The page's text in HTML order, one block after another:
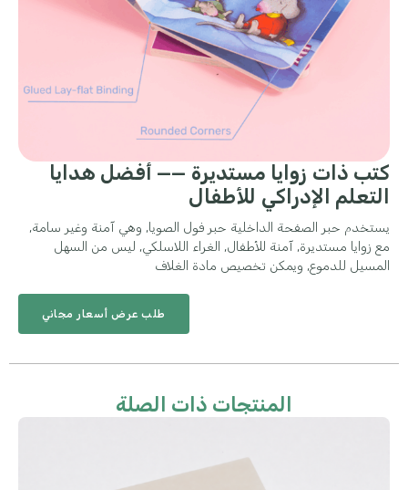
كتب ذات زوايا مستديرة —— أفضل هدايا
التعلم الإدراكي للأطفال
يستخدم حبر الصفحة الداخلية حبر فول الصويا, وهي آمنة وغير سامة,
مع زوايا مستديرة, آمنة للأطفال, الغراء اللاسلكي, ليس من السهل
المسيل للدموع, ويمكن تخصيص مادة الغلاف
طلب عرض أسعار مجاني
المنتجات ذات الصلة